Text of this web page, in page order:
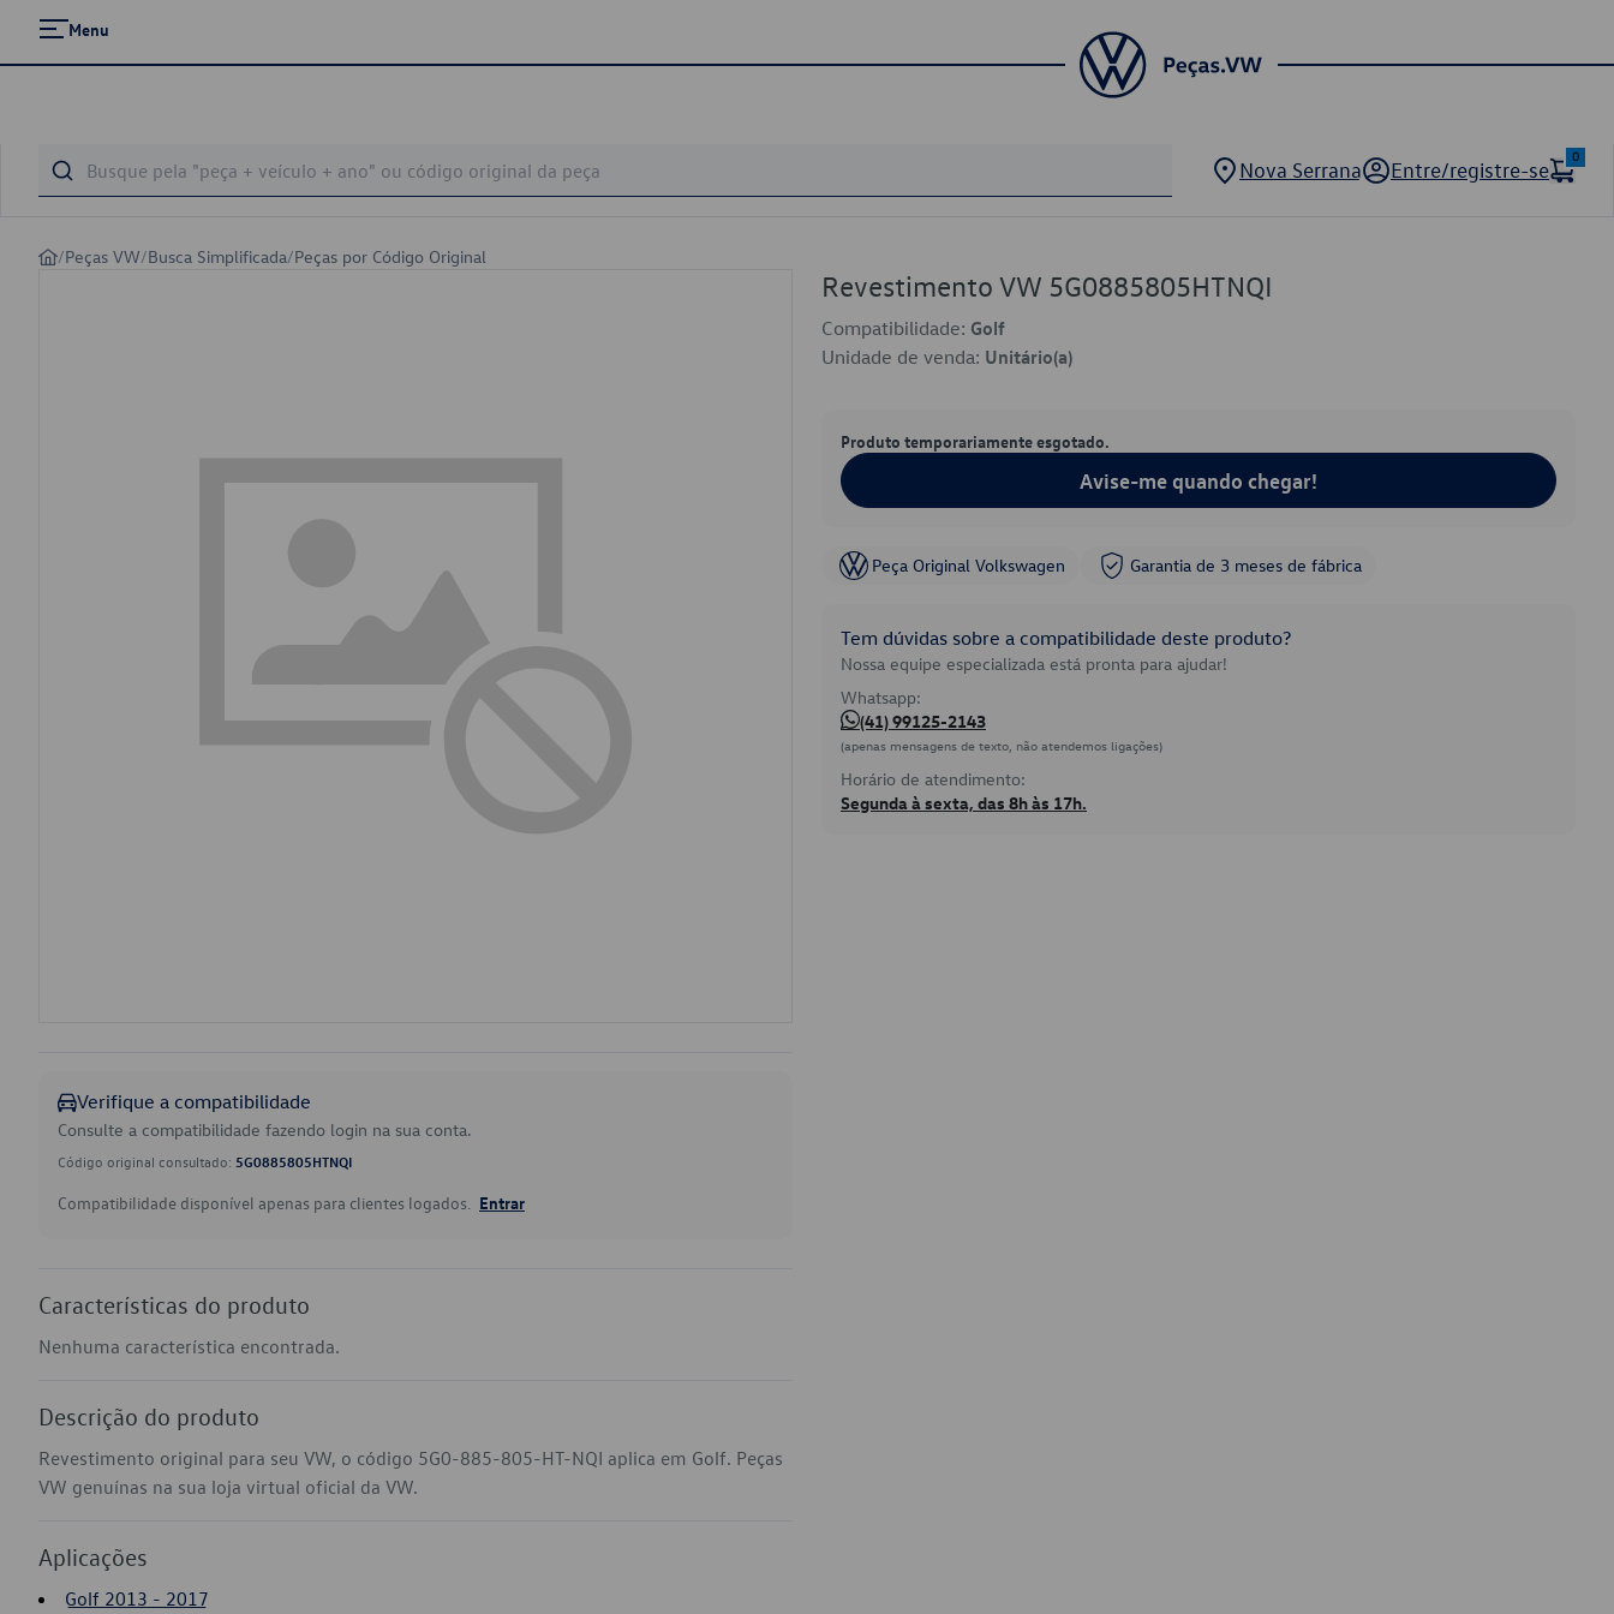
Menu
Nova Serrana Entre/registre-se
0
/Peças VW/Busca Simplificada/Peças por Código Original
Verifique a compatibilidade
Consulte a compatibilidade fazendo login na sua conta.
Código original consultado: 5G0885805HTNQI
Compatibilidade disponível apenas para clientes logados. Entrar
Características do produto
Nenhuma característica encontrada.
Descrição do produto
Revestimento original para seu VW, o código 5G0-885-805-HT-NQI aplica em Golf. Peças
VW genuínas na sua loja virtual oficial da VW.
Aplicações
Golf 2013 - 2017
Revestimento VW 5G0885805HTNQI
Compatibilidade: Golf
Unidade de venda: Unitário(a)
Produto temporariamente esgotado.
Avise-me quando chegar!
Peça Original Volkswagen Garantia de 3 meses de fábrica
Tem dúvidas sobre a compatibilidade deste produto?
Nossa equipe especializada está pronta para ajudar!
Whatsapp:
(41) 99125-2143
(apenas mensagens de texto, não atendemos ligações)
Horário de atendimento:
Segunda à sexta, das 8h às 17h.